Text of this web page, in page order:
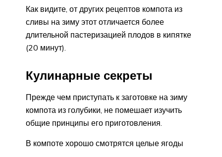
Как видите, от других рецептов компота из
сливы на зиму этот отличается более
длительной пастеризацией плодов в кипятке
(20 минут).
Кулинарные секреты
Прежде чем приступать к заготовке на зиму
компота из голубики, не помешает изучить
общие принципы его приготовления.
В компоте хорошо смотрятся целые ягоды